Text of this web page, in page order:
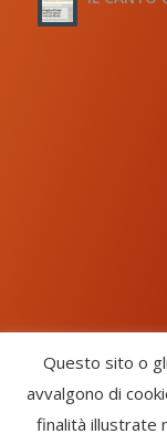
Chorus Inside -
Questo sito o
avvalgono di
finalità illustrate